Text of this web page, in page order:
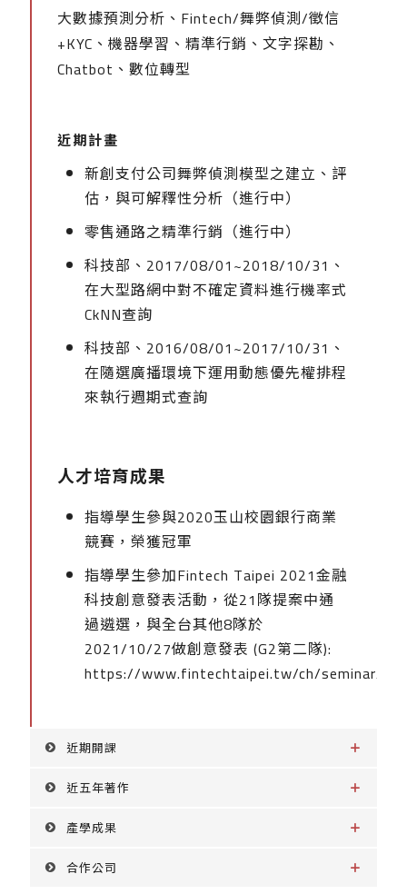
大數據預測分析、Fintech/舞弊偵測/徵信
+KYC、機器學習、精準行銷、文字探勘、
Chatbot、數位轉型
近期計畫
新創支付公司舞弊偵測模型之建立、評
估，與可解釋性分析（進行中）
零售通路之精準行銷（進行中）
科技部、2017/08/01~2018/10/31、
在大型路網中對不確定資料進行機率式
CkNN查詢
科技部、2016/08/01~2017/10/31、
在隨選廣播環境下運用動態優先權排程
來執行週期式查詢
人才培育成果
指導學生參與2020玉山校園銀行商業
競賽，榮獲冠軍
指導學生參加Fintech Taipei 2021金融
科技創意發表活動，從21隊提案中通
過遴選，與全台其他8隊於
2021/10/27做創意發表 (G2第二隊):
https://www.fintechtaipei.tw/ch/seminar/
近期開課
近五年著作
產學成果
合作公司